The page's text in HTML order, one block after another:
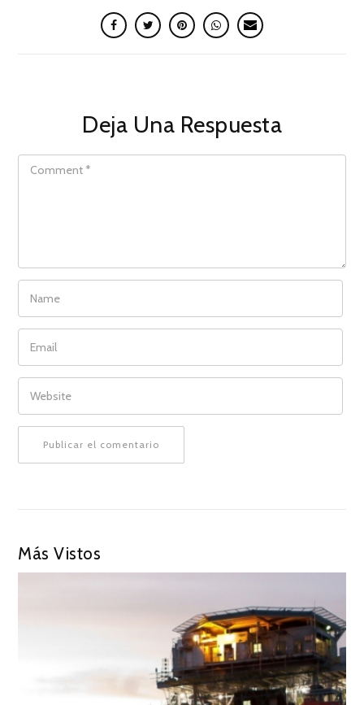
Deja Una Respuesta
COMMENT
NAME
EMAIL
WEBSITE
Más Vistos